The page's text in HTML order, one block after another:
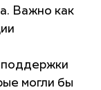
Важно как
поддержки
могли бы